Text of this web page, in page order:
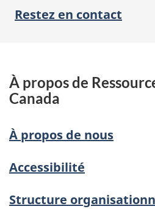
Restez en contact
À propos de
Canada
À propos de nous
Accessibilité
Structure